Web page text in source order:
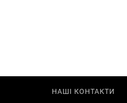
НАШІ КОНТАКТИ